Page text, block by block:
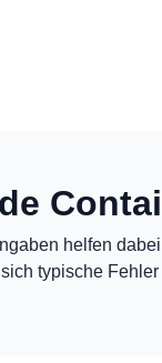
helfen
typische